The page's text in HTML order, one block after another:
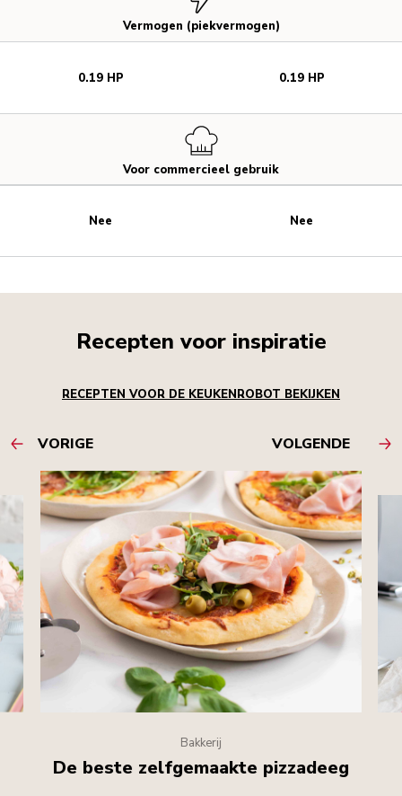
Vermogen (piekvermogen)
Voor commercieel gebruik
0.19 HP
Nee
0.19 HP
Nee
Recepten voor inspiratie
RECEPTEN VOOR DE KEUKENROBOT BEKIJKEN
VORIGE VOLGENDE
Bakkerij
De beste zelfgemaakte pizzadeeg